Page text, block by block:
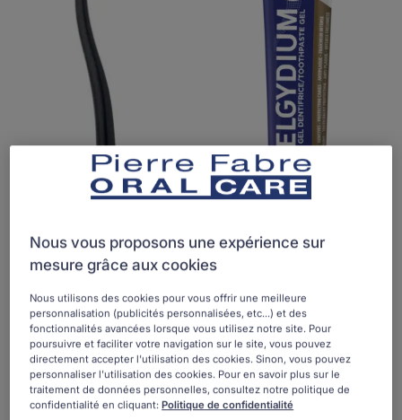
ELGYDIUM
ELGYDIUM Style Recycled
– Brosse à dents en
plastique recyclé
ELGYDIUM
ELGYDIUM Multi-actions -
Cosmétique
Nous vous proposons une expérience sur
mesure grâce aux cookies
Nous utilisons des cookies pour vous offrir une meilleure
personnalisation (publicités personnalisées, etc...) et des
fonctionnalités avancées lorsque vous utilisez notre site. Pour
poursuivre et faciliter votre navigation sur le site, vous pouvez
directement accepter l'utilisation des cookies. Sinon, vous pouvez
personnaliser l'utilisation des cookies. Pour en savoir plus sur le
traitement de données personnelles, consultez notre politique de
confidentialité en cliquant:Politique de confidentialité